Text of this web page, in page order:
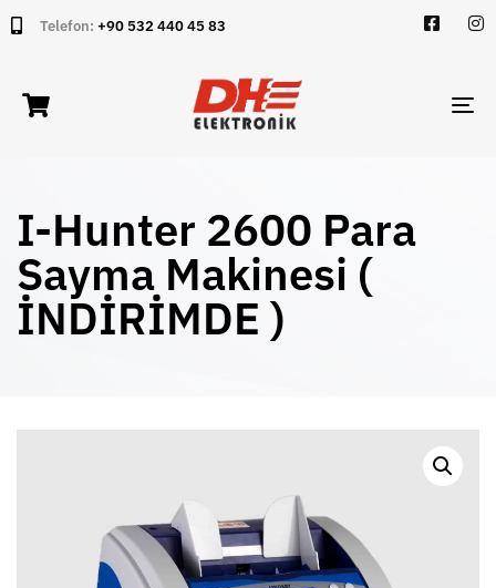
Telefon: +90 532 440 45 83
I-Hunter 2600 Para
Sayma Makinesi (
İNDİRİMDE )